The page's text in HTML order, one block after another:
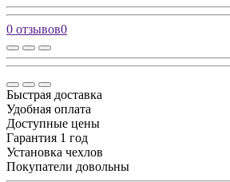
0 отзывов0
Быстрая доставка
Удобная оплата
Доступные цены
Гарантия 1 год
Установка чехлов
Покупатели довольны